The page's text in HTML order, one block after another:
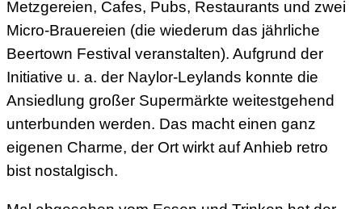
Metzgereien, Cafes, Pubs, Restaurants und zwei
Micro-Brauereien (die wiederum das jährliche
Beertown Festival veranstalten). Aufgrund der
Initiative u. a. der Naylor-Leylands konnte die
Ansiedlung großer Supermärkte weitestgehend
unterbunden werden. Das macht einen ganz
eigenen Charme, der Ort wirkt auf Anhieb retro
bist nostalgisch.